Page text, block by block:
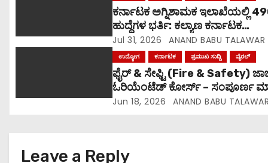
i
ಕರ್ನಾಟಕ ಅಗ್ನಿಶಾಮಕ ಇಲಾಖೆಯಲ್ಲಿ
ಹುದ್ದೆಗಳ ಭರ್ತಿ: ಕಲ್ಯಾಣ ಕರ್ನಾಟಕ
ಅಭ್ಯರ್ಥಿಗಳಿಗೆ ಶೀಘ್ರ ನೇಮಕಾತಿ!
ಕಲ್ಯಾಣ ಕರ್ನಾಟಕ ಭಾಗದ
ಉದ್ಯೋಗಾಕಾಂಕ್ಷಿಗಳಿಗೆ ರಾಜ್ಯ ಸರ್ಕಾರವು
ಸುದ್ದಿ ನೀಡಿದೆ.
Jul 31, 2026 ANAND BABU TALAWAR
ಉದ್ಯೋಗ ಕರ್ನಾಟಕ ಪ್ರಮುಖ ಸುದ್ದಿ ವೈರಲ್
ಫೈರ್ & ಸೇಫ್ಟಿ (Fire & Safety)
ಓರಿಯೆಂಟೆಡ್ ಕೋರ್ಸ್ – ಸಂಪೂರ್ಣ
Fire safety job oriented
Jun 18, 2026 ANAND BABU TALAWAR
Leave a Reply